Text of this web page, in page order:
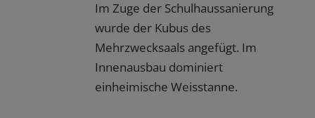
Im Zuge der Schulhaussanierung
wurde der Kubus des
Mehrzwecksaals angefügt. Im
Innenausbau dominiert
einheimische Weisstanne.